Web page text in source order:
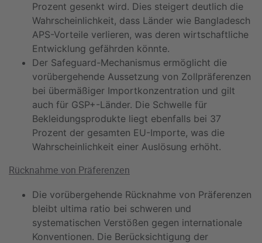
Prozent gesenkt wird. Dies steigert deutlich die
Wahrscheinlichkeit, dass Länder wie Bangladesch
APS-Vorteile verlieren, was deren wirtschaftliche
Entwicklung gefährden könnte.
Der Safeguard-Mechanismus ermöglicht die
vorübergehende Aussetzung von Zollpräferenzen
bei übermäßiger Importkonzentration und gilt
auch für GSP+-Länder. Die Schwelle für
Bekleidungsprodukte liegt ebenfalls bei 37
Prozent der gesamten EU-Importe, was die
Wahrscheinlichkeit einer Auslösung erhöht.
Rücknahme von Präferenzen
Die vorübergehende Rücknahme von Präferenzen
bleibt ultima ratio bei schweren und
systematischen Verstößen gegen internationale
Konventionen. Die Berücksichtigung der